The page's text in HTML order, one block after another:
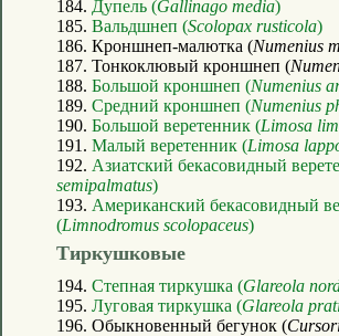
184. Дупель (Gallinago media)
185. Вальдшнеп (Scolopax rusticola)
186. Кроншнеп-малютка (Numenius
187. Тонкоклювый кроншнеп (
188. Большой кроншнеп (Numenius
189. Средний кроншнеп (Numenius
190. Большой веретенник (Limosa
191. Малый веретенник (Limosa
192. Азиатский бекасовидный
semipalmatus)
193. Американский бекасовидный
(Limnodromus scolopaceus)
Тиркушковые
194. Степная тиркушка (Glareola
195. Луговая тиркушка (Glareola
196. Обыкновенный бегунок (